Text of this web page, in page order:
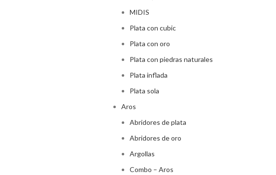
MIDIS
Plata con cubic
Plata con oro
Plata con piedras naturales
Plata inflada
Plata sola
Aros
Abridores de plata
Abridores de oro
Argollas
Combo – Aros